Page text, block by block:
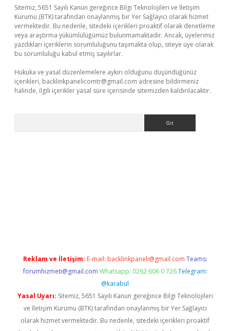
Sitemiz, 5651 Sayılı Kanun gereğince Bilgi Teknolojileri ve İletişim
Kurumu (BTK) tarafından onaylanmış bir Yer Sağlayıcı olarak hizmet
vermektedir. Bu nedenle, sitedeki içerikleri proaktif olarak denetleme
veya araştırma yükümlülüğümüz bulunmamaktadır. Ancak, üyelerimiz
yazdıkları içeriklerin sorumluluğunu taşımakta olup, siteye üye olarak
bu sorumluluğu kabul etmiş sayılırlar.
Hukuka ve yasal düzenlemelere aykırı olduğunu düşündüğünüz
içerikleri, backlinkpanelicomtr@gmail.com adresine bildirmeniz
halinde, ilgili içerikler yasal süre içerisinde sitemizden kaldırılacaktır.
Reklam ve İletişim: E-mail: backlinkpaneli@gmail.com Teams:
forumhizmeti@gmail.com Whatsapp: 0262 606 0 726 Telegram:
@karabul
Yasal Uyarı: Sitemiz, 5651 Sayılı Kanun gereğince Bilgi Teknolojileri
ve İletişim Kurumu (BTK) tarafından onaylanmış bir Yer Sağlayıcı
olarak hizmet vermektedir. Bu nedenle, sitedeki içerikleri proaktif